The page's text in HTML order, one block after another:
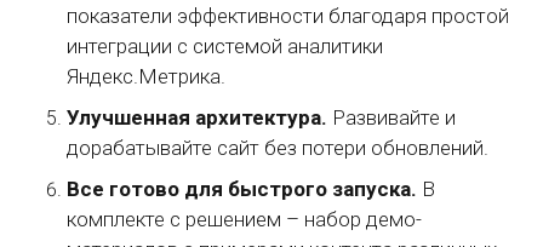
показатели эффективности благодаря простой
интеграции с системой аналитики
Яндекс.Метрика.
Улучшенная архитектура. Развивайте и
дорабатывайте сайт без потери обновлений.
Все готово для быстрого запуска. В
комплекте с решением – набор демо-